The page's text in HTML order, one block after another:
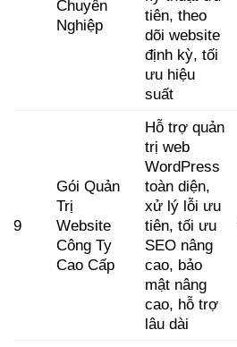
Chuyên
Nghiệp
tiên, theo
dõi website
định kỳ, tối
ưu hiệu
suất
9
Gói Quản
Trị
Website
Công Ty
Cao Cấp
Hỗ trợ quản
trị web
WordPress
toàn diện,
xử lý lỗi ưu
tiên, tối ưu
SEO nâng
cao, bảo
mật nâng
cao, hỗ trợ
lâu dài